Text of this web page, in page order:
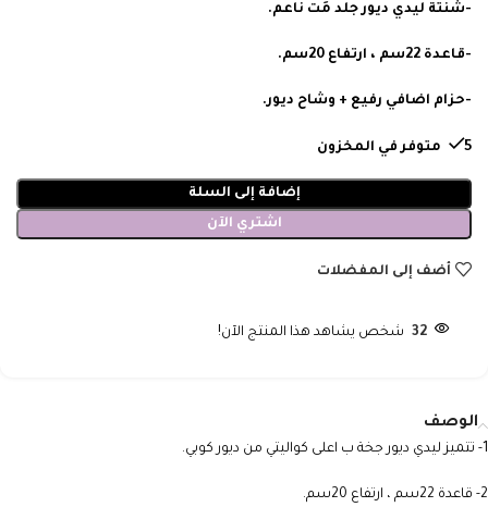
-شنتة ليدي ديور جلد مَت ناعم.
-قاعدة 22سم ، ارتفاع 20سم.
-حزام اضافي رفيع + وشاح ديور.
5 متوفر في المخزون
إضافة إلى السلة
اشتري الآن
أضف إلى المفضلات
32 شخص يشاهد هذا المنتج الآن!
الوصف
1- تتميز ليدي ديور جخة ب اعلى كواليتي من ديور كوبي.
2- قاعدة 22سم ، ارتفاع 20سم.